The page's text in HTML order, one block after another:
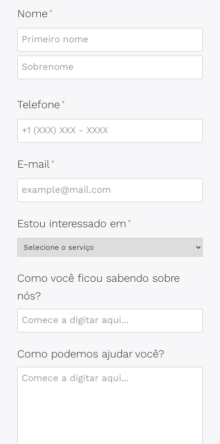
Nome *
Telefone *
E-mail *
Estou interessado em *
Como você ficou sabendo sobre
nós?
Como podemos ajudar você?